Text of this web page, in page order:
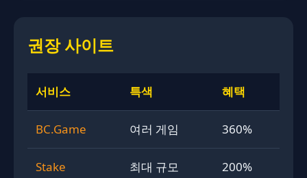
권장 사이트
서비스 특색 혜택
BC.Game 여러 게임 360%
Stake 최대 규모 200%